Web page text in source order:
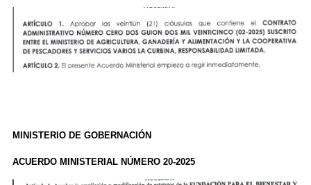
MINISTERIO DE GOBERNACIÓN
ACUERDO MINISTERIAL NÚMERO 20-2025